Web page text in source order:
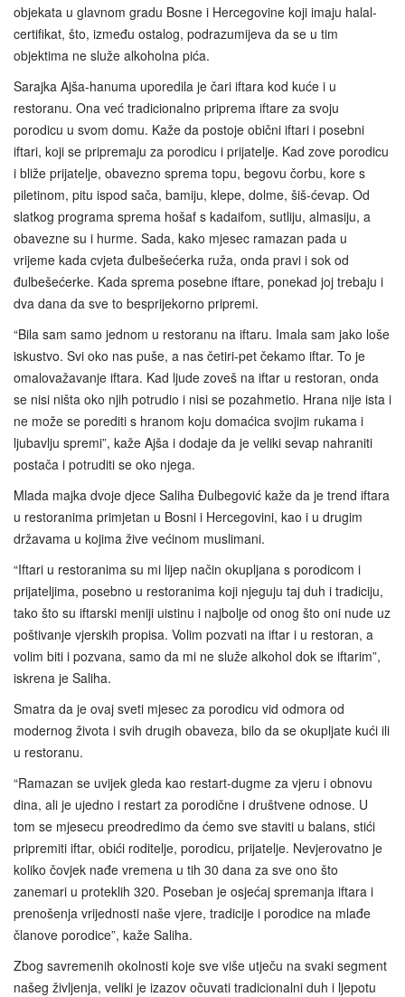
objekata u glavnom gradu Bosne i Hercegovine koji imaju halal-
certifikat, što, između ostalog, podrazumijeva da se u tim
objektima ne služe alkoholna pića.
Sarajka Ajša-hanuma uporedila je čari iftara kod kuće i u
restoranu. Ona već tradicionalno priprema iftare za svoju
porodicu u svom domu. Kaže da postoje obični iftari i posebni
iftari, koji se pripremaju za porodicu i prijatelje. Kad zove porodicu
i bliže prijatelje, obavezno sprema topu, begovu čorbu, kore s
piletinom, pitu ispod sača, bamiju, klepe, dolme, šiš-ćevap. Od
slatkog programa sprema hošaf s kadaifom, sutliju, almasiju, a
obavezne su i hurme. Sada, kako mjesec ramazan pada u
vrijeme kada cvjeta đulbešećerka ruža, onda pravi i sok od
đulbešećerke. Kada sprema posebne iftare, ponekad joj trebaju i
dva dana da sve to besprijekorno pripremi.
“Bila sam samo jednom u restoranu na iftaru. Imala sam jako loše
iskustvo. Svi oko nas puše, a nas četiri-pet čekamo iftar. To je
omalovažavanje iftara. Kad ljude zoveš na iftar u restoran, onda
se nisi ništa oko njih potrudio i nisi se pozahmetio. Hrana nije ista i
ne može se porediti s hranom koju domaćica svojim rukama i
ljubavlju spremi”, kaže Ajša i dodaje da je veliki sevap nahraniti
postača i potruditi se oko njega.
Mlada majka dvoje djece Saliha Đulbegović kaže da je trend iftara
u restoranima primjetan u Bosni i Hercegovini, kao i u drugim
državama u kojima žive većinom muslimani.
“Iftari u restoranima su mi lijep način okupljana s porodicom i
prijateljima, posebno u restoranima koji njeguju taj duh i tradiciju,
tako što su iftarski meniji uistinu i najbolje od onog što oni nude uz
poštivanje vjerskih propisa. Volim pozvati na iftar i u restoran, a
volim biti i pozvana, samo da mi ne služe alkohol dok se iftarim”,
iskrena je Saliha.
Smatra da je ovaj sveti mjesec za porodicu vid odmora od
modernog života i svih drugih obaveza, bilo da se okupljate kući ili
u restoranu.
“Ramazan se uvijek gleda kao restart-dugme za vjeru i obnovu
dina, ali je ujedno i restart za porodične i društvene odnose. U
tom se mjesecu preodredimo da ćemo sve staviti u balans, stići
pripremiti iftar, obići roditelje, porodicu, prijatelje. Nevjerovatno je
koliko čovjek nađe vremena u tih 30 dana za sve ono što
zanemari u proteklih 320. Poseban je osjećaj spremanja iftara i
prenošenja vrijednosti naše vjere, tradicije i porodice na mlađe
članove porodice”, kaže Saliha.
Zbog savremenih okolnosti koje sve više utječu na svaki segment
našeg življenja, veliki je izazov očuvati tradicionalni duh i ljepotu